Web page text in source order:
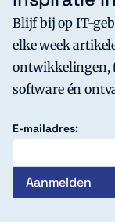
Blijf bij op IT-
elke week
ontwikkelingen,
software én
E-mailadres: